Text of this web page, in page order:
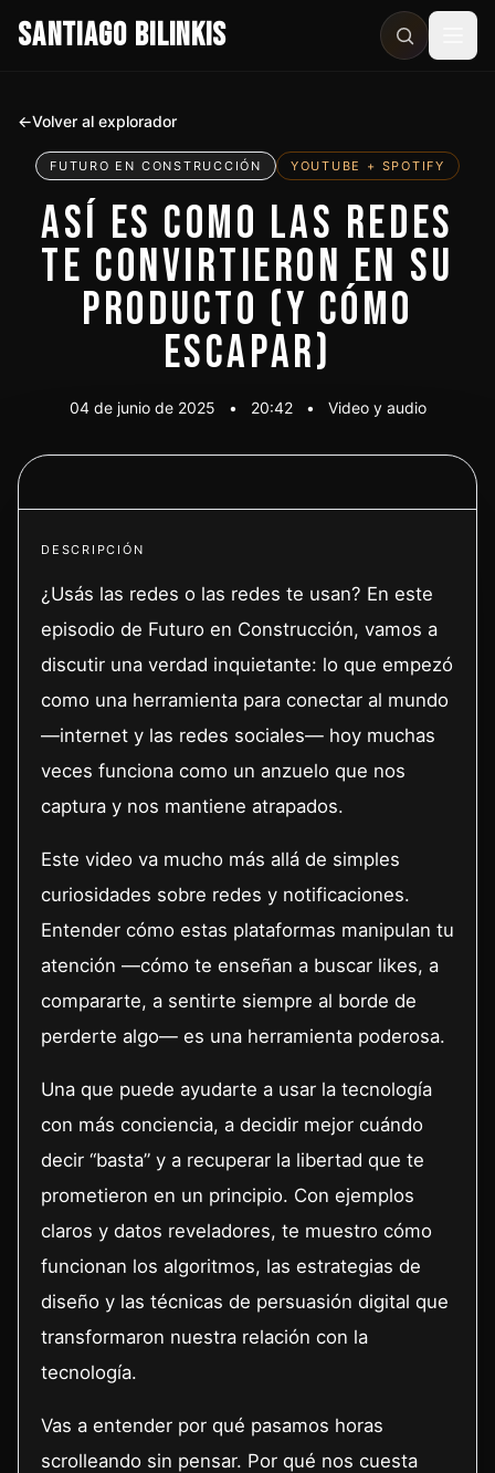
SANTIAGO BILINKIS
←Volver al explorador
FUTURO EN CONSTRUCCIÓN YOUTUBE + SPOTIFY
ASÍ ES COMO LAS REDES
TE CONVIRTIERON EN SU
PRODUCTO (Y CÓMO
ESCAPAR)
04 de junio de 2025 • 20:42 • Video y audio
DESCRIPCIÓN
¿Usás las redes o las redes te usan? En este
episodio de Futuro en Construcción, vamos a
discutir una verdad inquietante: lo que empezó
como una herramienta para conectar al mundo
—internet y las redes sociales— hoy muchas
veces funciona como un anzuelo que nos
captura y nos mantiene atrapados.
Este video va mucho más allá de simples
curiosidades sobre redes y notificaciones.
Entender cómo estas plataformas manipulan tu
atención —cómo te enseñan a buscar likes, a
compararte, a sentirte siempre al borde de
perderte algo— es una herramienta poderosa.
Una que puede ayudarte a usar la tecnología
con más conciencia, a decidir mejor cuándo
decir “basta” y a recuperar la libertad que te
prometieron en un principio. Con ejemplos
claros y datos reveladores, te muestro cómo
funcionan los algoritmos, las estrategias de
diseño y las técnicas de persuasión digital que
transformaron nuestra relación con la
tecnología.
Vas a entender por qué pasamos horas
scrolleando sin pensar. Por qué nos cuesta